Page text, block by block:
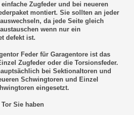
Zugfeder und bei neueren
montiert. Sie sollten an jeder
da jede Seite gleich
wenn nur ein
defekt ist.
Feder für Garagentore ist das
Zugfeder oder die Torsionsfeder.
bei Sektionaltoren und
Schwingtoren und Einzel
eingesetzt.
Sie haben